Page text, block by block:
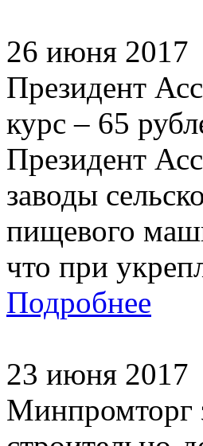
26 июня 2017
Президент
курс – 65
Президент
заводы
пищевого
что при
Подробнее
23 июня 2017
Минпромторг